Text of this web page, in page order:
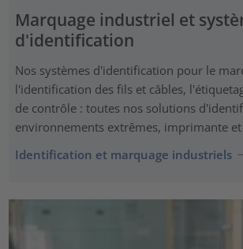
Marquage industriel et
d'identification
Nos systèmes d'identification pour le
l'identification des fils et câbles,
de contrôle : toutes nos solutions
environnements extrêmes, imprimante
Identification et marquage industriels